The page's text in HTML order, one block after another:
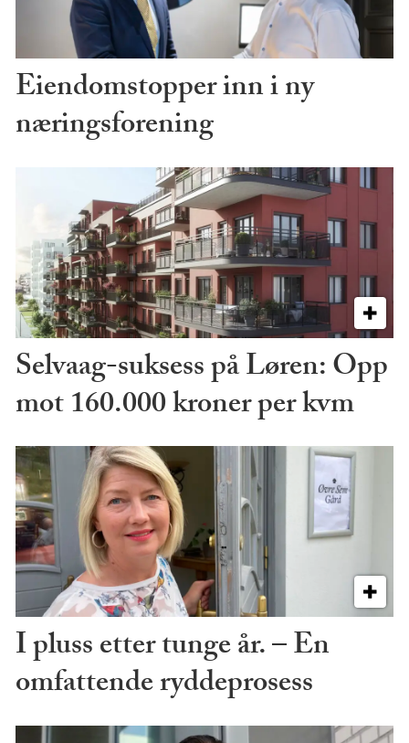
Eiendomstopper inn i ny
næringsforening
Selvaag-suksess på Løren: Opp
mot 160.000 kroner per kvm
I pluss etter tunge år. – En
omfattende ryddeprosess